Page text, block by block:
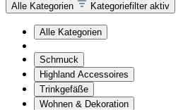
Alle Kategorien Kategoriefilter aktiv
Alle Kategorien
Schmuck
Highland Accessoires
Trinkgefäße
Wohnen & Dekoration